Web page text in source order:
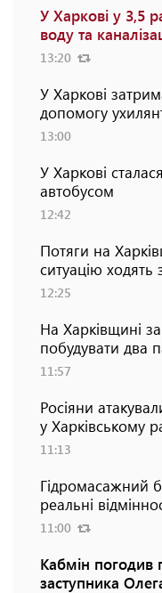
У Харкові у 3,5
воду та
13:20
У Харкові
допомогу
13:00
У Харкові
автобусом
12:42
Потяги на
ситуацію ходять
12:25
На Харківщині
побудувати два
11:57
Росіяни
у Харківському
11:13
Гідромасажний
реальні
11:00
Кабмін погодив
заступника